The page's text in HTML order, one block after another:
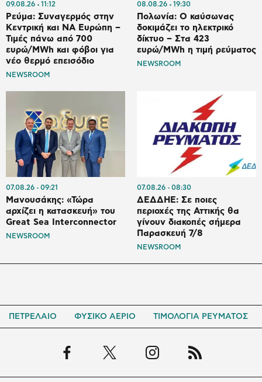
09.08.26 11:12
Ρεύμα: Συναγερμός στην
Κεντρική και ΝΑ Ευρώπη –
Τιμές πάνω από 700
ευρώ/MWh και φόβοι για
νέο θερμό επεισόδιο
NEWSROOM
08.08.26 19:30
Πολωνία: Ο καύσωνας
δοκιμάζει το ηλεκτρικό
δίκτυο – Στα 423
ευρώ/MWh η τιμή ρεύματος
NEWSROOM
07.08.26 09:21
Μανουσάκης: «Τώρα
αρχίζει η κατασκευή» του
Great Sea Interconnector
NEWSROOM
07.08.26 08:30
ΔΕΔΔΗΕ: Σε ποιες
περιοχές της Αττικής θα
γίνουν διακοπές σήμερα
Παρασκευή 7/8
NEWSROOM
ΠΕΤΡΕΛΑΙΟ ΦΥΣΙΚΟ ΑΕΡΙΟ ΤΙΜΟΛΟΓΙΑ ΡΕΥΜΑΤΟΣ